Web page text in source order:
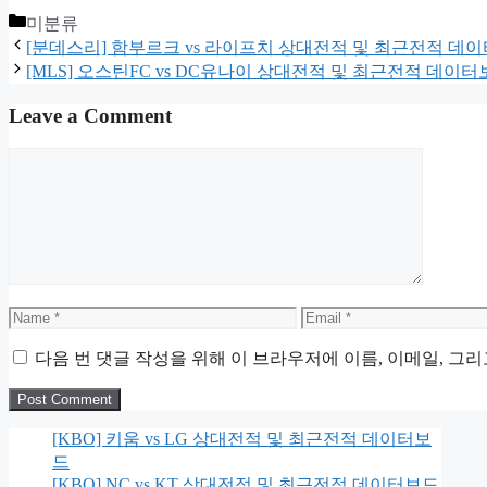
Categories
미분류
[분데스리] 함부르크 vs 라이프치 상대전적 및 최근전적 데
[MLS] 오스틴FC vs DC유나이 상대전적 및 최근전적 데이터
Leave a Comment
Name Email
다음 번 댓글 작성을 위해 이 브라우저에 이름, 이메일, 그
[KBO] 키움 vs LG 상대전적 및 최근전적 데이터보
드